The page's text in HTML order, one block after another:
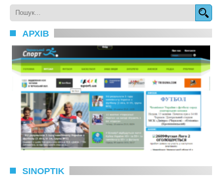
АРХІВ
SINOPTIK